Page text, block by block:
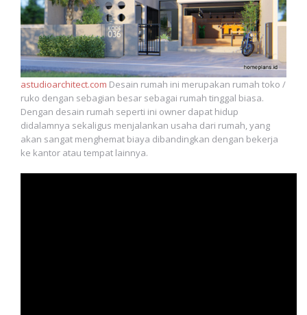
astudioarchitect.com Desain rumah ini merupakan rumah toko /
ruko dengan sebagian besar sebagai rumah tinggal biasa.
Dengan desain rumah seperti ini owner dapat hidup
didalamnya sekaligus menjalankan usaha dari rumah, yang
akan sangat menghemat biaya dibandingkan dengan bekerja
ke kantor atau tempat lainnya.